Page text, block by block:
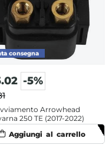
-5%
Arrowhead
250 TE (2017-2022)